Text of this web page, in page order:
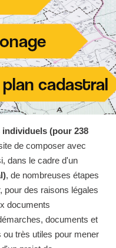
individuels (pour 238
de composer avec
dans le cadre d'un
, de nombreuses étapes
pour des raisons légales
documents
documents et
très utiles pour mener